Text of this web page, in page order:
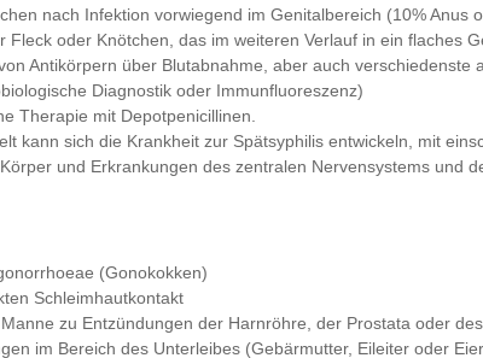
nach Infektion vorwiegend im Genitalbereich (10% Anus
Fleck oder Knötchen, das im weiteren Verlauf in ein flaches
Antikörpern über Blutabnahme, aber auch verschiedenste
Diagnostik oder Immunfluoreszenz)
Therapie mit Depotpenicillinen.
kann sich die Krankheit zur Spätsyphilis entwickeln, mit
und Erkrankungen des zentralen Nervensystems und
(Gonokokken)
Schleimhautkontakt
zu Entzündungen der Harnröhre, der Prostata oder
im Bereich des Unterleibes (Gebärmutter, Eileiter oder